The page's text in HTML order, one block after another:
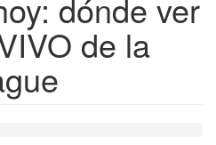
dónde ver
de la